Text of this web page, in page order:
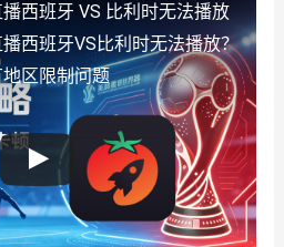
西班牙 VS 比利时无法播放
西班牙VS比利时无法播放？
区限制问题